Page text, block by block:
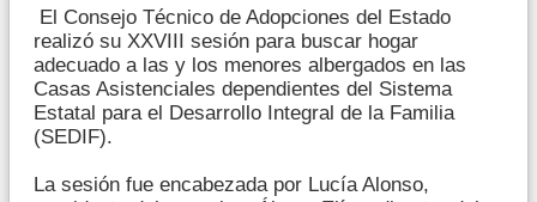
El Consejo Técnico de Adopciones del Estado
realizó su XXVIII sesión para buscar hogar
adecuado a las y los menores albergados en las
Casas Asistenciales dependientes del Sistema
Estatal para el Desarrollo Integral de la Familia
(SEDIF).
La sesión fue encabezada por Lucía Alonso,